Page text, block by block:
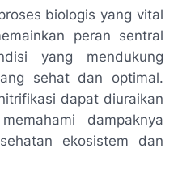
biologis yang vital
peran sentral
yang mendukung
sehat dan optimal.
dapat diuraikan
dampaknya
ekosistem dan